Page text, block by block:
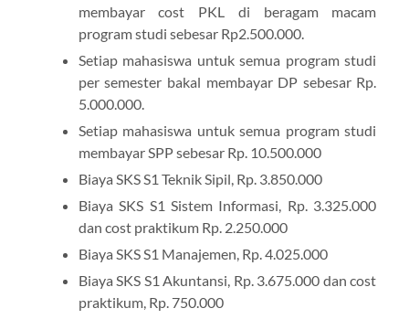
membayar cost PKL di beragam macam
program studi sebesar Rp2.500.000.
Setiap mahasiswa untuk semua program studi
per semester bakal membayar DP sebesar Rp.
5.000.000.
Setiap mahasiswa untuk semua program studi
membayar SPP sebesar Rp. 10.500.000
Biaya SKS S1 Teknik Sipil, Rp. 3.850.000
Biaya SKS S1 Sistem Informasi, Rp. 3.325.000
dan cost praktikum Rp. 2.250.000
Biaya SKS S1 Manajemen, Rp. 4.025.000
Biaya SKS S1 Akuntansi, Rp. 3.675.000 dan cost
praktikum, Rp. 750.000